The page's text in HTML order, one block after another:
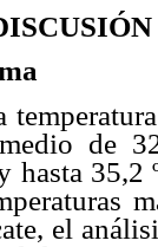
de
hasta
el